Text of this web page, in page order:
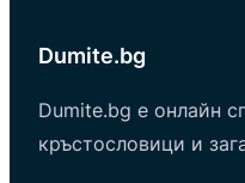
Dumite.bg
Dumite.bg е онлайн
кръстословици и